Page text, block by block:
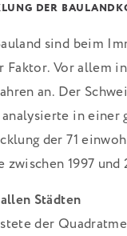
DER
sind beim
Faktor. Vor allem
an. Der
in einer
der 71
1997 und
Städten
der